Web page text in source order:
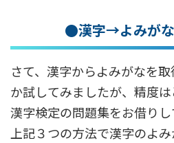
●漢字→よみがな
さて、漢字からよみがなを
か試してみましたが、精度
漢字検定の問題集をお借りし
上記３つの方法で漢字のよ